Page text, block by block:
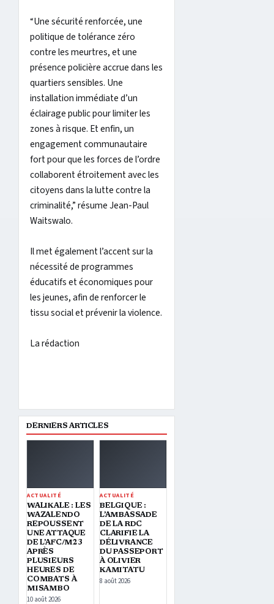
“Une sécurité renforcée, une
politique de tolérance zéro
contre les meurtres, et une
présence policière accrue dans les
quartiers sensibles. Une
installation immédiate d’un
éclairage public pour limiter les
zones à risque. Et enfin, un
engagement communautaire
fort pour que les forces de l’ordre
collaborent étroitement avec les
citoyens dans la lutte contre la
criminalité,” résume Jean-Paul
Waitswalo.
Il met également l’accent sur la
nécessité de programmes
éducatifs et économiques pour
les jeunes, afin de renforcer le
tissu social et prévenir la violence.
La rédaction
DERNIERS ARTICLES
ACTUALITÉ
WALIKALE : LES
WAZALENDO
REPOUSSENT
UNE ATTAQUE
DE L’AFC/M23
APRÈS
PLUSIEURS
HEURES DE
COMBATS À
MISAMBO
10 août 2026
ACTUALITÉ
BELGIQUE :
L’AMBASSADE
DE LA RDC
CLARIFIE LA
DÉLIVRANCE
DU PASSEPORT
À OLIVIER
KAMITATU
8 août 2026